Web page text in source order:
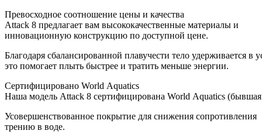
Превосходное соотношение цены и качества
Attack 8 предлагает вам высококачественные материалы и
инновационную конструкцию по доступной цене.
Благодаря сбалансированной плавучести тело удерживается в
это помогает плыть быстрее и тратить меньше энергии.
Сертифицировано World Aquatics
Наша модель Attack 8 сертифицирована World Aquatics (бывшая
Усовершенствованное покрытие для снижения сопротивления
трению в воде.